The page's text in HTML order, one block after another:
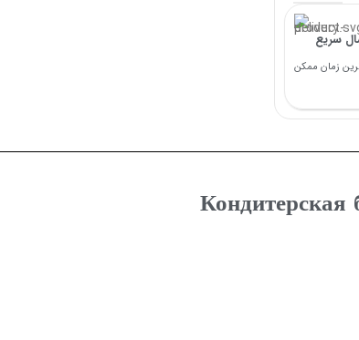
سریع
زمان ممکن
Кондитерская